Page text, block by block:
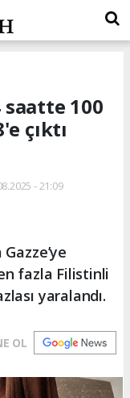
saatte 100
çıktı
- 21:09
fazla Filistinli
yaralandı.
OL